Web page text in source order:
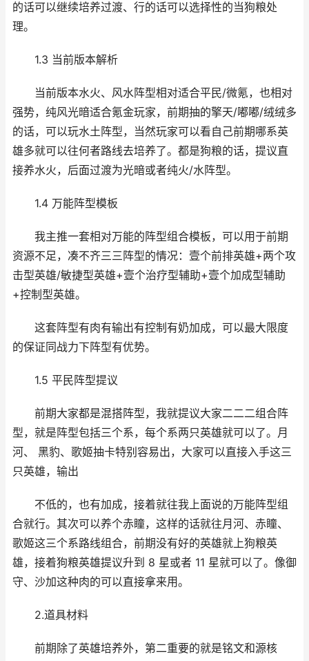
的话可以继续培养过渡、行的话可以选择性的当狗粮处
理。
1.3 当前版本解析
当前版本水火、风水阵型相对适合平民/微氪，也相对
强势，纯风光暗适合氪金玩家，前期抽的擎天/嘟嘟/绒绒多
的话，可以玩水土阵型，当然玩家可以看自己前期哪系英
雄多就可以往何者路线去培养了。都是狗粮的话，提议直
接养水火，后面过渡为光暗或者纯火/水阵型。
1.4 万能阵型模板
我主推一套相对万能的阵型组合模板，可以用于前期
资源不足，凑不齐三三阵型的情况：壹个前排英雄+两个攻
击型英雄/敏捷型英雄+壹个治疗型辅助+壹个加成型辅助
+控制型英雄。
这套阵型有肉有输出有控制有奶加成，可以最大限度
的保证同战力下阵型有优势。
1.5 平民阵型提议
前期大家都是混搭阵型，我就提议大家二二二组合阵
型，就是阵型包括三个系，每个系两只英雄就可以了。月
河、 黑豹、歌姬抽卡特别容易出，大家可以直接入手这三
只英雄，输出
不低的，也有加成，接着就往我上面说的万能阵型组
合就行。其次可以养个赤瞳，这样的话就往月河、赤瞳、
歌姬这三个系路线组合，前期没有好的英雄就上狗粮英
雄，接着狗粮英雄提议升到 8 星或者 11 星就可以了。像御
守、沙加这种肉的可以直接拿来用。
2.道具材料
前期除了英雄培养外，第二重要的就是铭文和源核